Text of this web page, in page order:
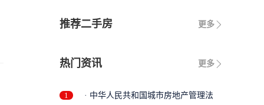
更多
推荐二手房
更多
热门资讯
1 · 中华人民共和国城市房地产管理法